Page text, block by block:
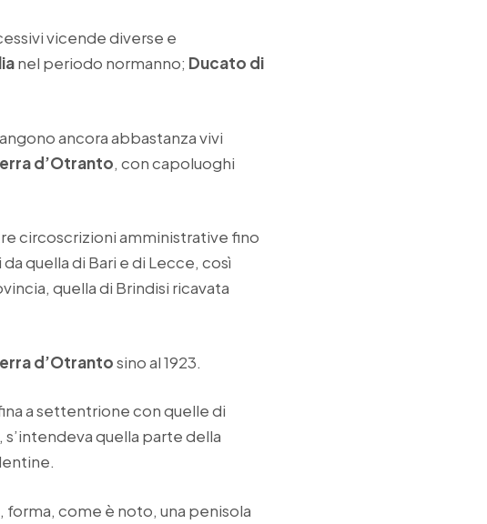
vicende diverse e
nel periodo normanno; Ducato di
ancora abbastanza vivi
d’Otranto, con capoluoghi
circoscrizioni amministrative fino
quella di Bari e di Lecce, così
quella di Brindisi ricavata
d’Otrantosino al 1923.
a settentrione con quelle di
quella parte della
come è noto, una penisola